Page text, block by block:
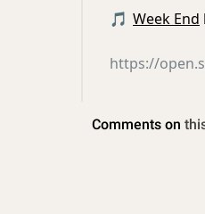
🎵 Week End
https://